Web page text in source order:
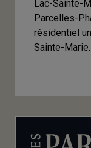
Lac-Sainte-
Parcelles-
résidentiel
Sainte-Marie.